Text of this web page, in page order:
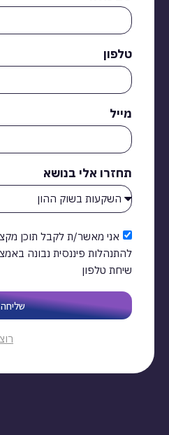
טלפון
מייל
תחזרו אלי בנושא
אני מאשר/ת לקבל תוכן
להתנהלות פיננסית נבונה
שיחת טלפון
שליחה